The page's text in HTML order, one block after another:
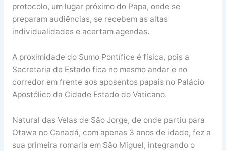
protocolo, um lugar próximo do Papa, onde se
preparam audiências, se recebem as altas
individualidades e acertam agendas.
A proximidade do Sumo Pontífice é física, pois a
Secretaria de Estado fica no mesmo andar e no
corredor em frente aos aposentos papais no Palácio
Apostólico da Cidade Estado do Vaticano.
Natural das Velas de São Jorge, de onde partiu para
Otawa no Canadá, com apenas 3 anos de idade, fez a
sua primeira romaria em São Miguel, integrando o